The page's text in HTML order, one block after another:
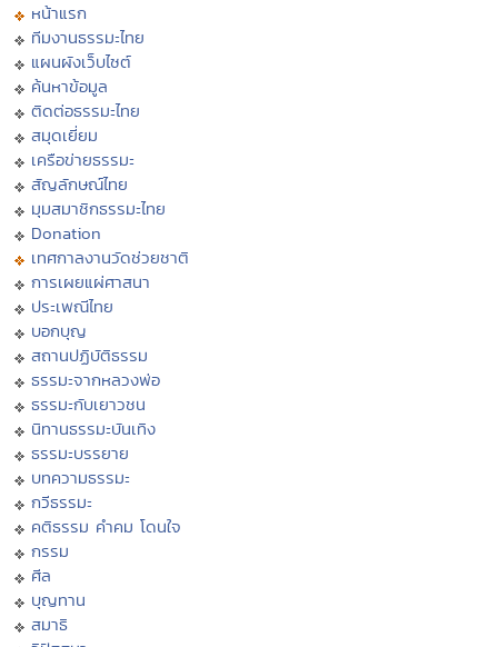
หน้าแรก
ทีมงานธรรมะไทย
แผนผังเว็บไซต์
ค้นหาข้อมูล
ติดต่อธรรมะไทย
สมุดเยี่ยม
เครือข่ายธรรมะ
สัญลักษณ์ไทย
มุมสมาชิกธรรมะไทย
Donation
เทศกาลงานวัดช่วยชาติ
การเผยแผ่ศาสนา
ประเพณีไทย
บอกบุญ
สถานปฏิบัติธรรม
ธรรมะจากหลวงพ่อ
ธรรมะกับเยาวชน
นิทานธรรมะบันเทิง
ธรรมะบรรยาย
บทความธรรมะ
กวีธรรมะ
คติธรรม คำคม โดนใจ
กรรม
ศีล
บุญทาน
สมาธิ